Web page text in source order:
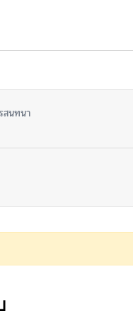
สนทนา